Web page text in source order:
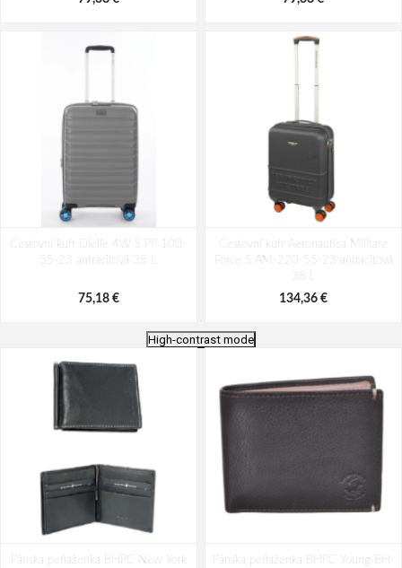
Cestovní kufr Dielle 4W S PP 100-
55-23 antracitová 38 L
75,18 €
Cestovní kufr Aeronautica Militare
Force S AM-220-55-23 antracitová
38 L
134,36 €
55-06 petrolejová 38 L
55-01 černá 38 L
High-contrast mode
Pánska peňaženka BHPC New York
Pánska peňaženka BHPC Young BH-